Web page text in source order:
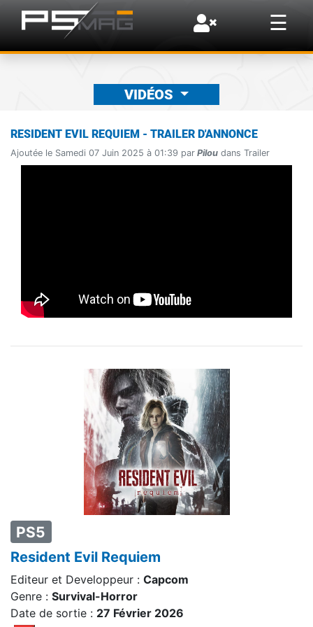
☰
×
VIDÉOS
PS5
Resident Evil Requiem
Editeur et Developpeur : Capcom
Genre : Survival-Horror
Date de sortie : 27 Février 2026
RESIDENT EVIL REQUIEM - TRAILER D'ANNONCE
Ajoutée le Samedi 07 Juin 2025 à 01:39 par Pilou dans Trailer